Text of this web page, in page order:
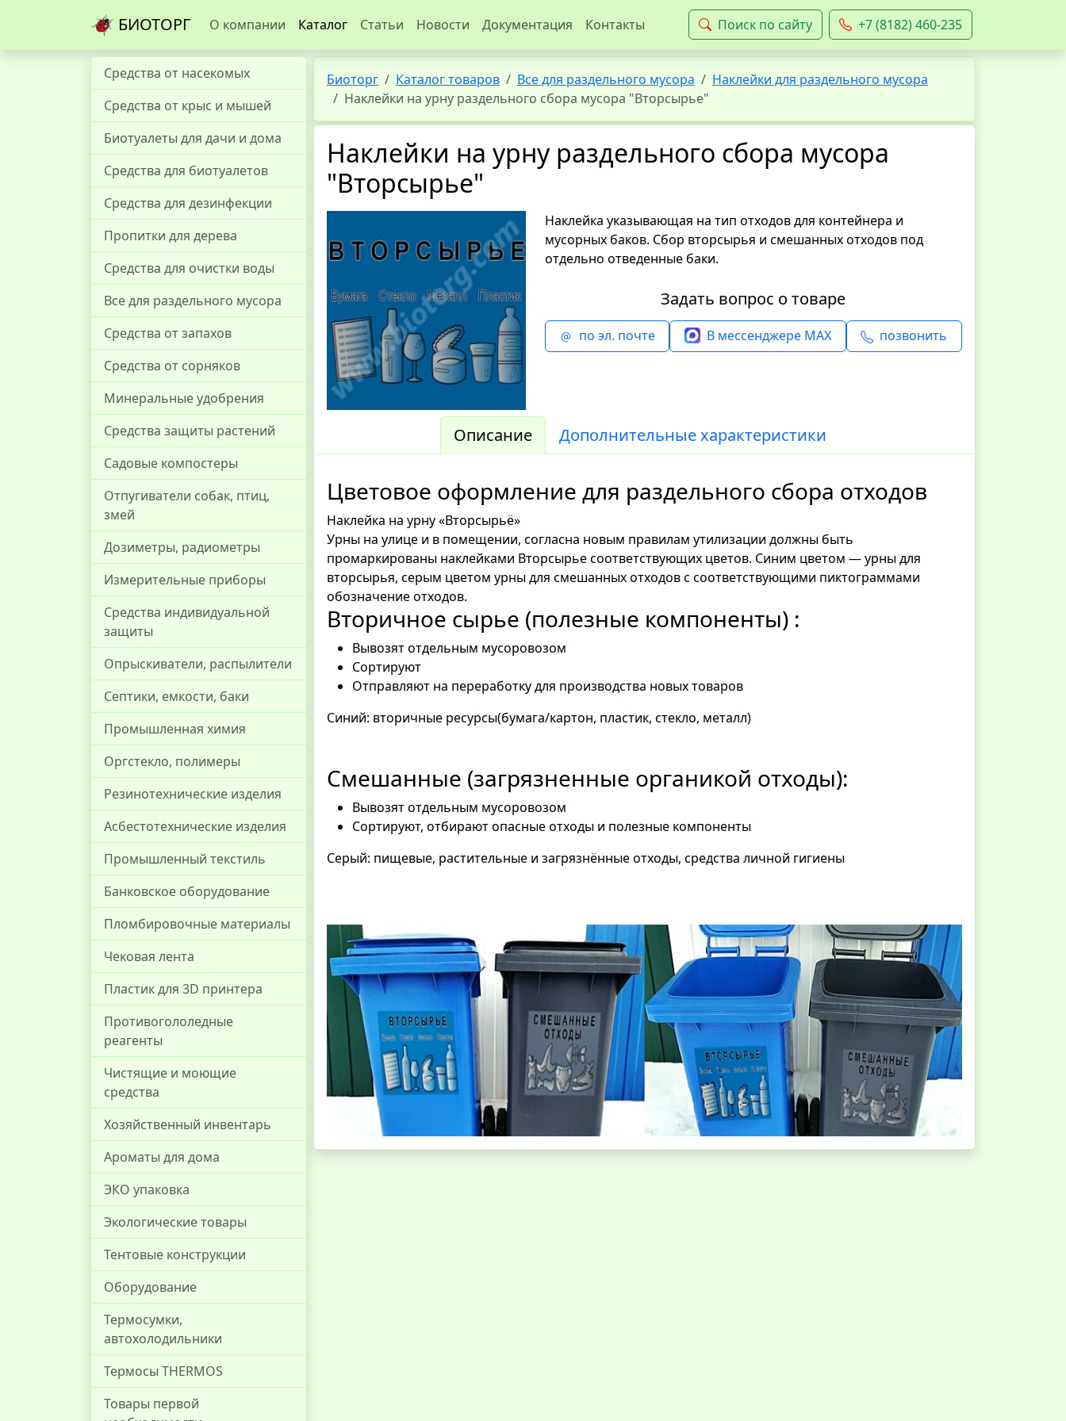
БИОТОРГ О компании Каталог Статьи Новости Документация Контакты Поиск по сайту +7 (8182) 460-235
Средства от насекомых
Средства от крыс и мышей
Биотуалеты для дачи и дома
Средства для биотуалетов
Средства для дезинфекции
Пропитки для дерева
Средства для очистки воды
Все для раздельного мусора
Средства от запахов
Средства от сорняков
Минеральные удобрения
Средства защиты растений
Садовые компостеры
Отпугиватели собак, птиц,
змей
Дозиметры, радиометры
Измерительные приборы
Средства индивидуальной
защиты
Опрыскиватели, распылители
Септики, емкости, баки
Промышленная химия
Оргстекло, полимеры
Резинотехнические изделия
Асбестотехнические изделия
Промышленный текстиль
Банковское оборудование
Пломбировочные материалы
Чековая лента
Пластик для 3D принтера
Противогололедные
реагенты
Чистящие и моющие
средства
Хозяйственный инвентарь
Ароматы для дома
ЭКО упаковка
Экологические товары
Тентовые конструкции
Оборудование
Термосумки,
автохолодильники
Термосы THERMOS
Товары первой
Биоторг Каталог товаров Все для раздельного мусора
Наклейки для раздельного мусора
Наклейки на урну раздельного сбора мусора "Вторсырье"
Наклейки на урну раздельного сбора мусора
"Вторсырье"
Наклейка указывающая на тип отходов для контейнера и
мусорных баков. Сбор вторсырья и смешанных отходов под
отдельно отведенные баки.
Задать вопрос о товаре
по эл. почте В мессенджере MAX позвонить
Описание Дополнительные характеристики
Цветовое оформление для раздельного сбора отходов
Наклейка на урну «Вторсырьё»
Урны на улице и в помещении, согласна новым правилам утилизации должны быть
промаркированы наклейками Вторсырье соответствующих цветов. Синим цветом — урны для
вторсырья, серым цветом урны для смешанных отходов с соответствующими пиктограммами
обозначение отходов.
Вторичное сырье (полезные компоненты) :
Вывозят отдельным мусоровозом
Сортируют
Отправляют на переработку для производства новых товаров
Синий: вторичные ресурсы(бумага/картон, пластик, стекло, металл)
Смешанные (загрязненные органикой отходы):
Вывозят отдельным мусоровозом
Сортируют, отбирают опасные отходы и полезные компоненты
Серый: пищевые, растительные и загрязнённые отходы, средства личной гигиены